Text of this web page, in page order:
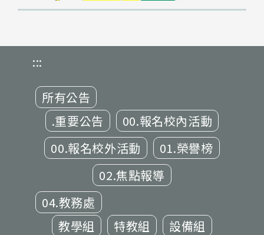
:::
所有公告
.重要公告
00.報名校內活動
00.報名校外活動
01.榮譽榜
02.焦點報導
04.教務處
教學組
特教組
設備組